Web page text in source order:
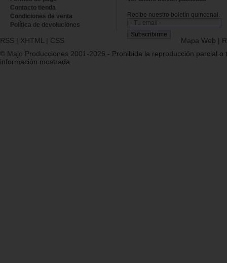
Contacto tienda
Condiciones de venta
Política de devoluciones
Recibe nuestro boletín quincenal.
RSS | XHTML | CSS Mapa Web |
© Majo Producciones 2001-2026 - Prohibida la reproducción parcial o
información mostrada